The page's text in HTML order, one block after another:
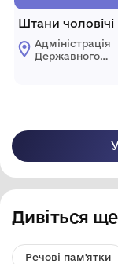
Штани чоловічі
Адміністрація
Державного
Дивіться
Речові пам'ятки